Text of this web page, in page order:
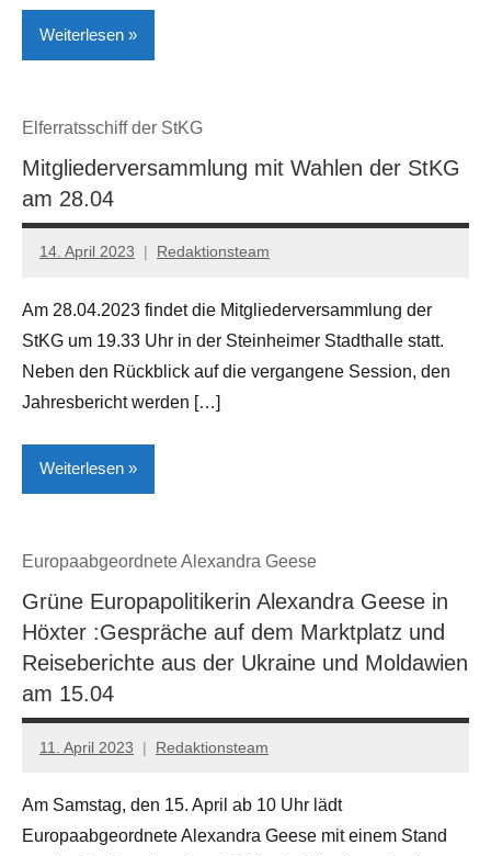
Weiterlesen
Höxter
Lokales
Nieheim
Umwelt
Elferratsschiff der StKG
Mitgliederversammlung mit Wahlen der StKG
am 28.04
14. April 2023 Redaktionsteam
Am 28.04.2023 findet die Mitgliederversammlung der
StKG um 19.33 Uhr in der Steinheimer Stadthalle statt.
Neben den Rückblick auf die vergangene Session, den
Jahresbericht werden […]
Weiterlesen
Europaabgeordnete Alexandra Geese
Grüne Europapolitikerin Alexandra Geese in
Höxter :Gespräche auf dem Marktplatz und
Reiseberichte aus der Ukraine und Moldawien
am 15.04
11. April 2023 Redaktionsteam
Am Samstag, den 15. April ab 10 Uhr lädt
Europaabgeordnete Alexandra Geese mit einem Stand